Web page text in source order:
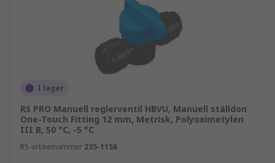
I lager
RS PRO Manuell reglerventil HBVU, Manuell ställdon
One-Touch Fitting 12 mm, Metrisk, Polyoximetylen
III B, 50 °C, -5 °C
RS-artikelnummer 235-1156